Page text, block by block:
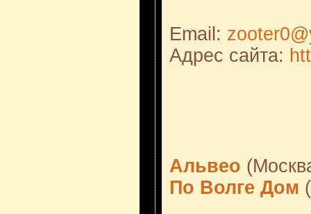
Email:
Адрес сайта:
Альвео
По Волге Дом